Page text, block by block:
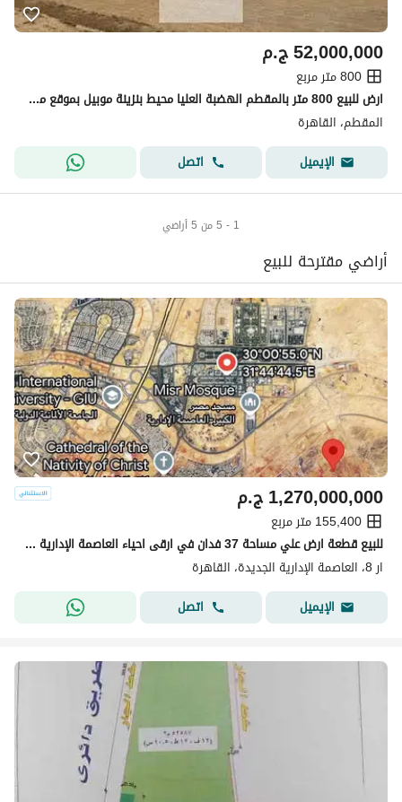
ج.م52,000,000
800 متر مربع
ارض للبيع 800 متر بالمقطم الهضبة العليا محيط بنزينة موبيل بموقع مميز
المقطم، القاهرة
الإيميل
اتصل
1 - 5 من 5 أراضي
أراضي مقترحة للبيع
ج.م1,270,000,000
155,400 متر مربع
للبيع قطعة ارض علي مساحة 37 فدان في ارقى احياء العاصمة الإدارية الجديدة الحي الثامن R8 و امام حديقة كبيرة موقع مميز جدا
ار 8، العاصمة الإدارية الجديدة، القاهرة
الإيميل
اتصل